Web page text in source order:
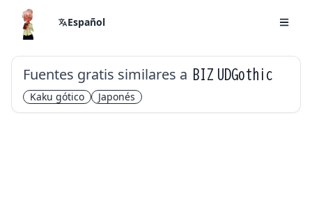
Español
Fuentes gratis similares a BIZ UDGothic
Kaku gótico Japonés